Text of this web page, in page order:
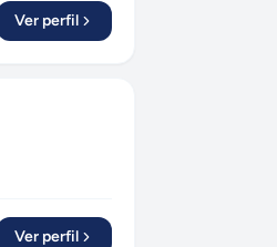
Ver perfil
Ver perfil